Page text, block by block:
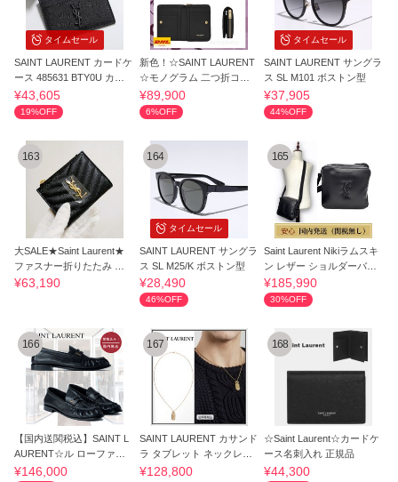
タイムセール
SAINT LAURENT カードケ
ース 485631 BTY0U カサ
ンドラロゴ
¥43,605
19%OFF
新色！☆SAINT LAURENT
☆モノグラム 二つ折コン
パクトウォレット
¥89,900
6%OFF
タイムセール
SAINT LAURENT サングラ
ス SL M101 ボストン型
¥37,905
44%OFF
163
大SALE★Saint Laurent★
ファスナー折りたたみ 財
布★送関込
¥63,190
タイムセール
164
SAINT LAURENT サングラ
ス SL M25/K ボストン型
¥28,490
46%OFF
165
Saint Laurent Nikiラムスキ
ン レザー ショルダーバッ
グ
¥185,990
30%OFF
166
【国内送関税込】SAINT L
AURENT☆ル ローファー 1
5
¥146,000
167
SAINT LAURENT カサンド
ラ タブレット ネックレス
人気
¥128,800
168
☆Saint Laurent☆カードケ
ース名刺入れ 正規品
¥44,300